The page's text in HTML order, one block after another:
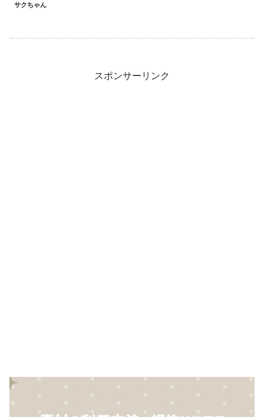
サクちゃん
スポンサーリンク